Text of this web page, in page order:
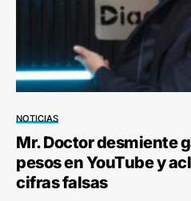
NOTICIAS
Mr. Doctor desmiente
pesos en YouTube y
cifras falsas